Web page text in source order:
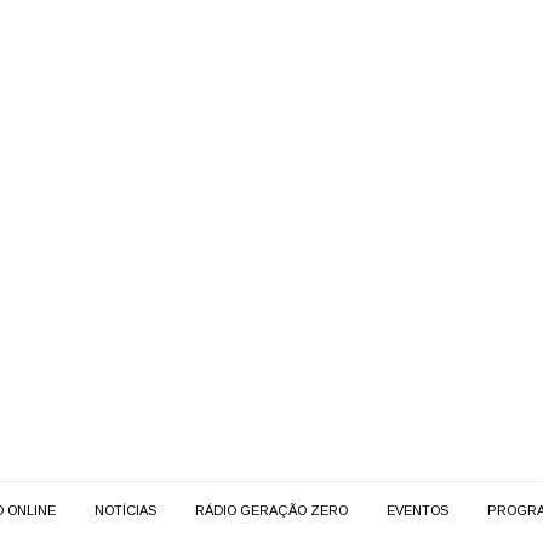
ONLINE NOTÍCIAS RÁDIO GERAÇÃO ZERO EVENTOS